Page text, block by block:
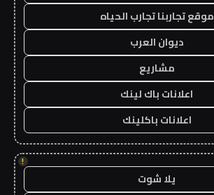
موقع تجاربنا تجارب الحياه
ديوان العرب
مشاريع
اعلانات باك لينك
اعلانات باكلينك
!
يلا شوت